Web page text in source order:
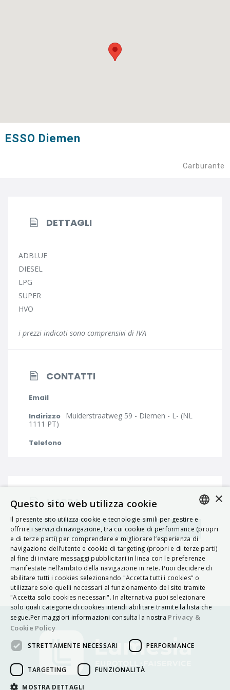
ESSO Diemen
Carburante
DETTAGLI
ADBLUE
DIESEL
LPG
SUPER
HVO
i prezzi indicati sono comprensivi di IVA
CONTATTI
Email
Indirizzo Muiderstraatweg 59 - Diemen - L- (NL
1111 PT)
Telefono
MAPPA
Navigatore ITALIAN
ENGLISH
FRENCH
HUNGARIAN
DEUTSCH
POLSKI
PORTUGUÊS
×
Questo sito web utilizza cookie
Il presente sito utilizza cookie e tecnologie simili per gestire e
offrire i servizi di navigazione, tra cui cookie di performance (propri
e di terze parti) per comprendere e migliorare l’esperienza di
navigazione dell’utente e cookie di targeting (propri e di terze parti)
al fine di inviare messaggi pubblicitari in linea con le preferenze
manifestate nell’ambito della navigazione in rete. Puoi decidere di
abilitare tutti i cookies selezionando "Accetta tutti i cookies" o
utilizzare solo quelli necessari al funzionamento del sito tramite
"Accetta solo cookies necessari". In alternativa puoi selezionare
solo quali categorie di cookies intendi abilitare tramite la lista che
segue.Per maggiori informazioni consulta la nostra Privacy &
Cookie Policy
STRETTAMENTE NECESSARI PERFORMANCE
TARGETING FUNZIONALITÀ
MOSTRA DETTAGLI